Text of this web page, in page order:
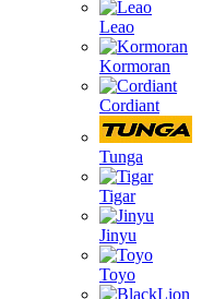
Leao
Kormoran
Cordiant
Tunga
Tigar
Jinyu
Toyo